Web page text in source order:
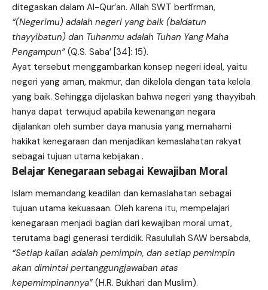
ditegaskan dalam Al-Qur’an. Allah SWT berfirman,
“(Negerimu) adalah negeri yang baik (baldatun
thayyibatun) dan Tuhanmu adalah Tuhan Yang Maha
Pengampun” (Q.S. Saba’ [34]: 15).
Ayat tersebut menggambarkan konsep negeri ideal, yaitu
negeri yang aman, makmur, dan dikelola dengan tata kelola
yang baik. Sehingga dijelaskan bahwa negeri yang thayyibah
hanya dapat terwujud apabila kewenangan negara
dijalankan oleh sumber daya manusia yang memahami
hakikat kenegaraan dan menjadikan kemaslahatan rakyat
sebagai tujuan utama kebijakan .
Belajar Kenegaraan sebagai Kewajiban Moral
Islam memandang keadilan dan kemaslahatan sebagai
tujuan utama kekuasaan. Oleh karena itu, mempelajari
kenegaraan menjadi bagian dari kewajiban moral umat,
terutama bagi generasi terdidik. Rasulullah SAW bersabda,
“Setiap kalian adalah pemimpin, dan setiap pemimpin
akan dimintai pertanggungjawaban atas
kepemimpinannya” (H.R. Bukhari dan Muslim).